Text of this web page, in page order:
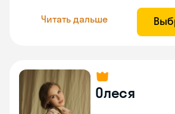
Читать дальше
Олеся